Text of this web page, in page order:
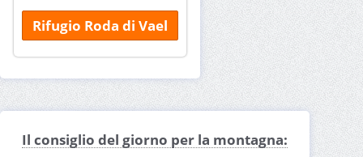
Rifugio Roda di Vael
Il consiglio del giorno per la montagna: